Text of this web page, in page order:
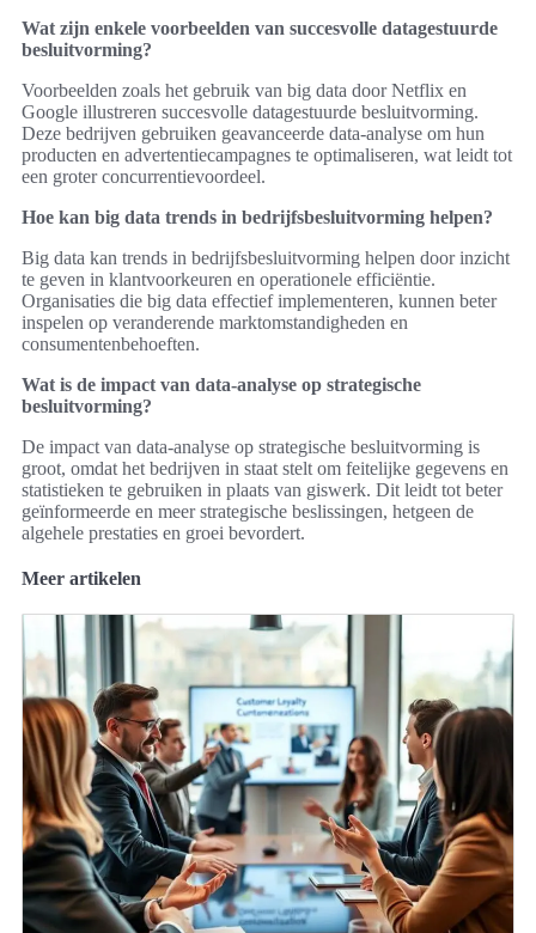
Wat zijn enkele voorbeelden van succesvolle datagestuurde
besluitvorming?
Voorbeelden zoals het gebruik van big data door Netflix en
Google illustreren succesvolle datagestuurde besluitvorming.
Deze bedrijven gebruiken geavanceerde data-analyse om hun
producten en advertentiecampagnes te optimaliseren, wat leidt tot
een groter concurrentievoordeel.
Hoe kan big data trends in bedrijfsbesluitvorming helpen?
Big data kan trends in bedrijfsbesluitvorming helpen door inzicht
te geven in klantvoorkeuren en operationele efficiëntie.
Organisaties die big data effectief implementeren, kunnen beter
inspelen op veranderende marktomstandigheden en
consumentenbehoeften.
Wat is de impact van data-analyse op strategische
besluitvorming?
De impact van data-analyse op strategische besluitvorming is
groot, omdat het bedrijven in staat stelt om feitelijke gegevens en
statistieken te gebruiken in plaats van giswerk. Dit leidt tot beter
geïnformeerde en meer strategische beslissingen, hetgeen de
algehele prestaties en groei bevordert.
Meer artikelen